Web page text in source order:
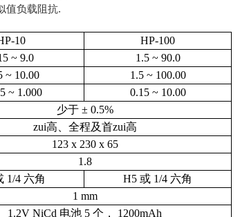
值负载阻抗.
10
HP-100
~ 9.0
1.5 ~ 90.0
~ 10.00
1.5 ~ 100.00
~ 1.000
0.15 ~ 10.00
少于 ± 0.5%
zui高、全程及首zui高
123 x 230 x 65
1.8
1/4 六角 H5 或 1/4 六角
1 mm
1.2V NiCd 电池 5 个， 1200mAh